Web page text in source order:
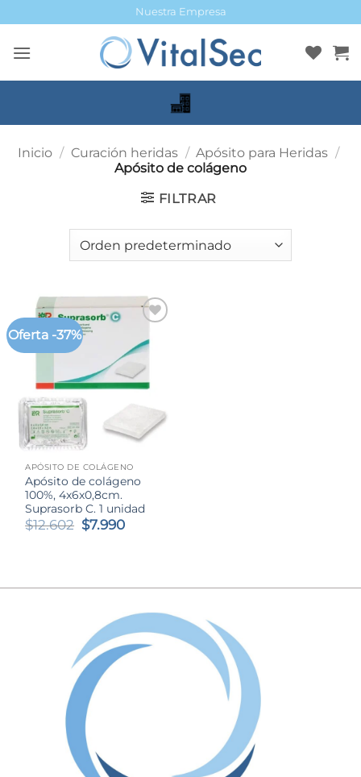
al
contenido
Nuestra Empresa
Inicio / Curación heridas / Apósito para Heridas /
Apósito de colágeno
FILTRAR
Oferta -37%
APÓSITO DE COLÁGENO
Apósito de colágeno
100%, 4x6x0,8cm.
Suprasorb C. 1 unidad
$12.602 El
$7.990El